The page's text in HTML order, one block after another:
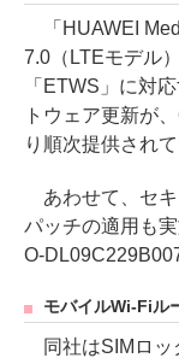
「HUAWEI
7.0（LTEモデル
「ETWS」に対
トウェア更新が
り順次提供されて
あわせて、セキ
パッチの適用も
O-
モバイルWi-Fiル
同社はSIMロッ